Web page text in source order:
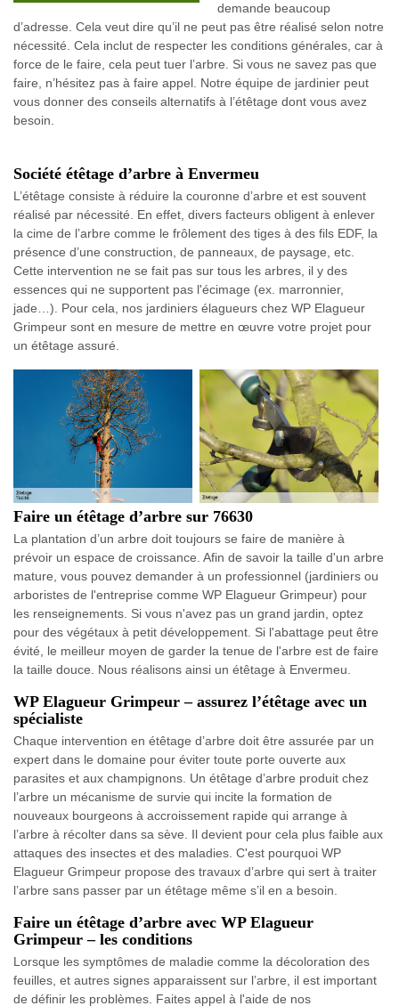
demande beaucoup
d’adresse. Cela veut dire qu’il ne peut pas être réalisé selon notre
nécessité. Cela inclut de respecter les conditions générales, car à
force de le faire, cela peut tuer l’arbre. Si vous ne savez pas que
faire, n’hésitez pas à faire appel. Notre équipe de jardinier peut
vous donner des conseils alternatifs à l’étêtage dont vous avez
besoin.
Société étêtage d’arbre à Envermeu
L’étêtage consiste à réduire la couronne d’arbre et est souvent
réalisé par nécessité. En effet, divers facteurs obligent à enlever
la cime de l’arbre comme le frôlement des tiges à des fils EDF, la
présence d’une construction, de panneaux, de paysage, etc.
Cette intervention ne se fait pas sur tous les arbres, il y des
essences qui ne supportent pas l'écimage (ex. marronnier,
jade…). Pour cela, nos jardiniers élagueurs chez WP Elagueur
Grimpeur sont en mesure de mettre en œuvre votre projet pour
un étêtage assuré.
Faire un étêtage d’arbre sur 76630
La plantation d’un arbre doit toujours se faire de manière à
prévoir un espace de croissance. Afin de savoir la taille d'un arbre
mature, vous pouvez demander à un professionnel (jardiniers ou
arboristes de l'entreprise comme WP Elagueur Grimpeur) pour
les renseignements. Si vous n'avez pas un grand jardin, optez
pour des végétaux à petit développement. Si l'abattage peut être
évité, le meilleur moyen de garder la tenue de l'arbre est de faire
la taille douce. Nous réalisons ainsi un étêtage à Envermeu.
WP Elagueur Grimpeur – assurez l’étêtage avec un
spécialiste
Chaque intervention en étêtage d’arbre doit être assurée par un
expert dans le domaine pour éviter toute porte ouverte aux
parasites et aux champignons. Un étêtage d’arbre produit chez
l’arbre un mécanisme de survie qui incite la formation de
nouveaux bourgeons à accroissement rapide qui arrange à
l’arbre à récolter dans sa sève. Il devient pour cela plus faible aux
attaques des insectes et des maladies. C'est pourquoi WP
Elagueur Grimpeur propose des travaux d’arbre qui sert à traiter
l’arbre sans passer par un étêtage même s’il en a besoin.
Faire un étêtage d’arbre avec WP Elagueur
Grimpeur – les conditions
Lorsque les symptômes de maladie comme la décoloration des
feuilles, et autres signes apparaissent sur l’arbre, il est important
de définir les problèmes. Faites appel à l'aide de nos